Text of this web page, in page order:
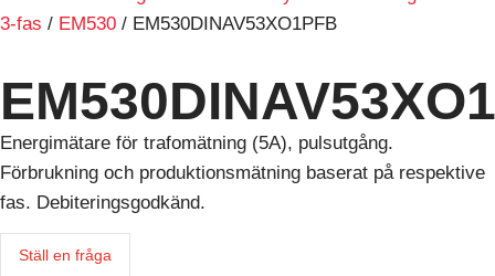
3-fas / EM530 / EM530DINAV53XO1PFB
Energimätare för trafomätning (5A), pulsutgång.
Förbrukning och produktionsmätning baserat på respektive
fas. Debiteringsgodkänd.
Ställ en fråga